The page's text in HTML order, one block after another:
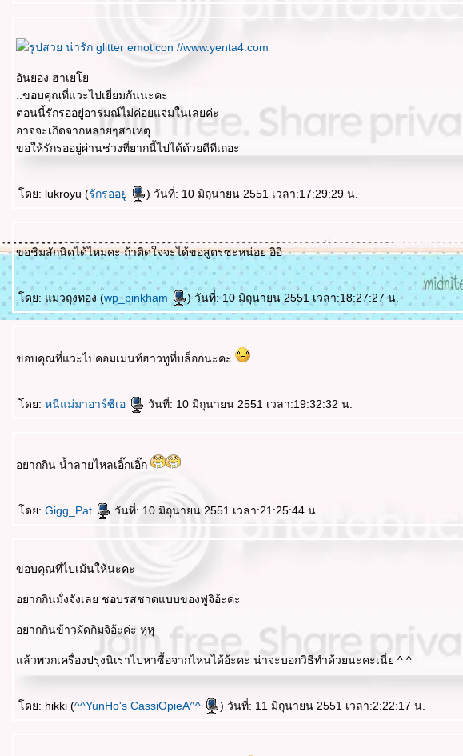
อันยอง ฮาเ
..ขอบคุณที่แวะไปเยี่ยมกันนะคะ
ตอนนี้รักรออยู่อารมณ์ไม่ค่อยแจ่มในเลยค่ะ
อาจจะเกิดจากหลายๆสาเหตุ
ขอให้รักรออยู่ผ่านช่วงที่ยากนี้ไปได้ด้วยดีทีเถอะ
ดย: lukroyu (รักรออยู่ ) วันที่: 10 มิถุนายน 2551 เวลา:17:29:29 น.
ขอชิมสักนิดได้ไหมคะ ถ้าติดใจจะได้ขอสูตรซะหน่อย อิอิ
ดย: แมวถุงทอง (wp_pinkham ) วันที่: 10 มิถุนายน 2551 เวลา:18:27:27 น.
ขอบคุณที่แวะไปคอมเมนท์ฮาวทูที่บล็อกนะคะ
ดย: หนีแม่มาอาร์ซีเอ วันที่: 10 มิถุนายน 2551 เวลา:19:32:32 น.
อยากกิน น้ำลายไหลเอิ๊กเอิ๊ก
ดย: Gigg_Pat วันที่: 10 มิถุนายน 2551 เวลา:21:25:44 น.
ขอบคุณที่ไปเม้นให้นะคะ
อยากกินมั่งจังเลย ชอบรสชาดแบบของฟูจิอ้ะค่ะ
อยากกินข้าวผัดกิมจิอ้ะค่ะ หุหุ
ล้วพวกเครื่องปรุงนิเราไปหาซื้อจากไหนได้อ้ะคะ น่าจะบอกวิธีทำด้วยนะคะเนี่ย ^ ^
ดย: hikki (^^YunHo's CassiOpieA^^ ) วันที่: 11 มิถุนายน 2551 เวลา:2:22:17 น.